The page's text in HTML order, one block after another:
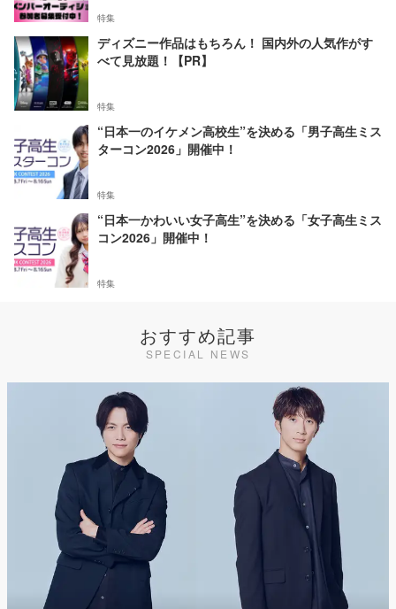
特集
ディズニー作品はもちろん！ 国内外の人気作がす
べて見放題！【PR】
特集
“日本一のイケメン高校生”を決める「男子高生ミス
ターコン2026」開催中！
特集
“日本一かわいい女子高生”を決める「女子高生ミス
コン2026」開催中！
特集
おすすめ記事
SPECIAL NEWS